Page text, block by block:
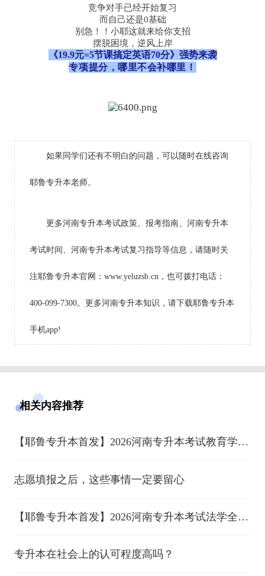
竞争对手已经开始复习
而自己还是0基础
别急！！小耶这就来给你支招
摆脱困境，逆风上岸
《19.9元=5节课搞定英语70分》强势来袭
专项提分，哪里不会补哪里！
如果同学们还有不明白的问题，可以随时在线咨询
耶鲁专升本老师。
更多河南专升本考试政策、报考指南、河南专升本
考试时间、河南专升本考试复习指导等信息，请随时关
注耶鲁专升本官网：www.yeluzsb.cn，也可拨打电话：
400-099-7300。更多河南专升本知识，请下载耶鲁专升本
手机app!
相关内容推荐
【耶鲁专升本首发】2026河南专升本考试教育学心
志愿填报之后，这些事情一定要留心
【耶鲁专升本首发】2026河南专升本考试法学全套
专升本在社会上的认可程度高吗？